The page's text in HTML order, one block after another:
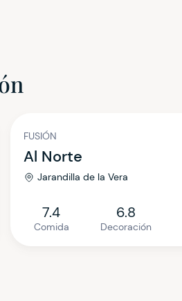
FUSIÓN
Al Norte
Jarandilla de la Vera
7.4
Comida
6.8
Decoración